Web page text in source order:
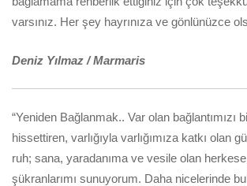
varsınız. Her şey hayrınıza ve gönlünüzce
Deniz Yılmaz / Marmaris
“Yeniden Bağlanmak.. Var olan bağlantımızı
hissettiren, varlığıyla varlığımıza katkı olan
ruh; sana, yaradanıma ve vesile olan
şükranlarımı sunuyorum. Daha nicelerinde